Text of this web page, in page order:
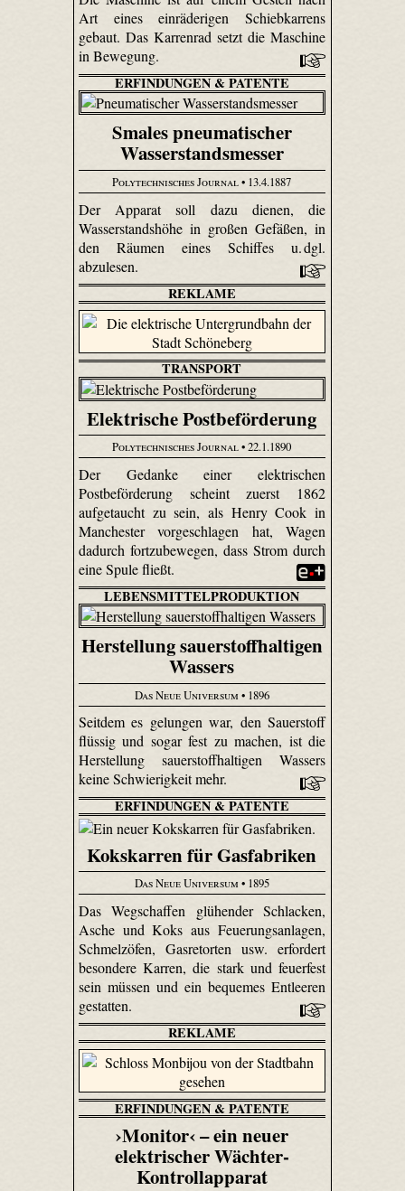
Art eines einräderigen Schiebkarrens
gebaut. Das Karrenrad setzt die Maschine
in Bewegung.
ERFINDUNGEN & PATENTE
Smales pneumatischer
Wasserstandsmesser
Polytechnisches Journal• 13.4.1887
Der Apparat soll dazu dienen, die
Wasserstandshöhe in großen Gefäßen, in
den Räumen eines Schiffes u. dgl.
abzulesen.
REKLAME
TRANSPORT
Elektrische Postbeförderung
Polytechnisches Journal• 22.1.1890
Der Gedanke einer elektrischen
Postbeförderung scheint zuerst 1862
aufgetaucht zu sein, als Henry Cook in
Manchester vorgeschlagen hat, Wagen
dadurch fortzubewegen, dass Strom durch
eine Spule fließt.
LEBENSMITTELPRODUKTION
Herstellung sauerstoffhaltigen
Wassers
Das Neue Universum • 1896
Seitdem es gelungen war, den Sauerstoff
flüssig und sogar fest zu machen, ist die
Herstellung sauerstoffhaltigen Wassers
keine Schwierigkeit mehr.
ERFINDUNGEN & PATENTE
Kokskarren für Gasfabriken
Das Neue Universum • 1895
Das Wegschaffen glühender Schlacken,
Asche und Koks aus Feuerungsanlagen,
Schmelzöfen, Gasretorten usw. erfordert
besondere Karren, die stark und feuerfest
sein müssen und ein bequemes Entleeren
gestatten.
REKLAME
ERFINDUNGEN & PATENTE
›Monitor‹ – ein neuer
elektrischer Wächter-
Kontrollapparat